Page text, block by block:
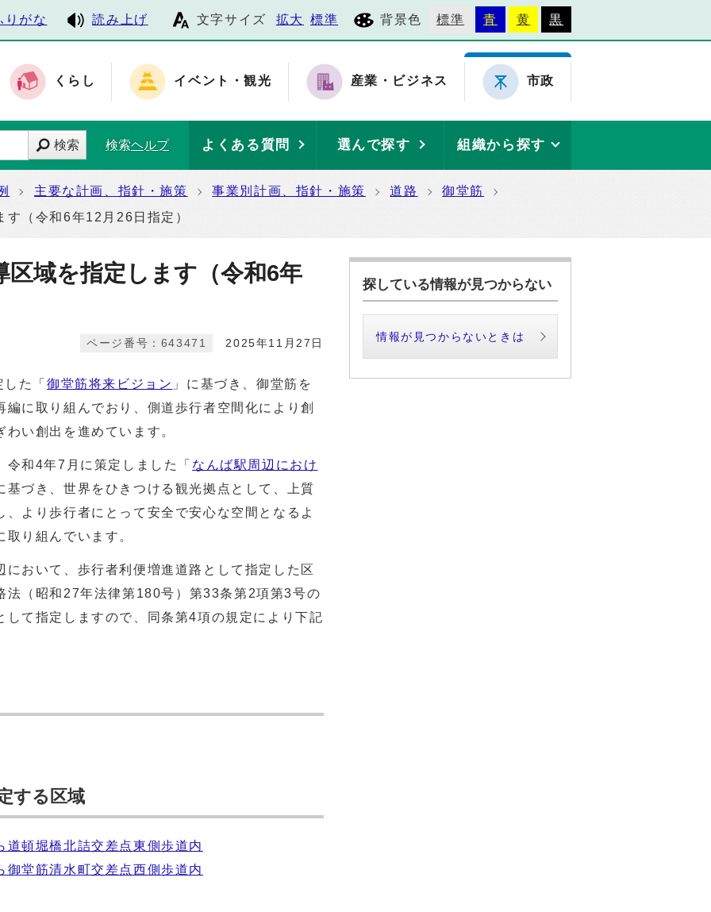
りがな 読み上げ 文字サイズ 拡大 標準 背景色 標準 青 黄 黒
くらし イベント・観光 産業・ビジネス 市政
検索 検索ヘルプ よくある質問 選んで探す 組織から探す
主要な計画、指針・施策 事業別計画、指針・施策 道路
御堂筋
（令和6年12月26日指定）
区域を指定します（令和6年
2025年11月27日
ページ番号：643471
た「御堂筋将来ビジョン 」に基づき、御堂筋を
に取り組んでおり、側道歩行者空間化により創
い創出を進めています。
和4年7月に策定しました「 なんば駅周辺におけ
基づき、世界をひきつける観光拠点として、上質
より歩行者にとって安全で安心な空間となるよ
り組んでいます。
おいて、歩行者利便増進道路として指定した区
法（昭和27年法律第180号）第33条第2項第3号の
て指定しますので、同条第4項の規定により下記
する区域
頓堀橋北詰交差点東側歩道内
堂筋清水町交差点西側歩道内
探している情報が見つからない
情報が見つからないときは